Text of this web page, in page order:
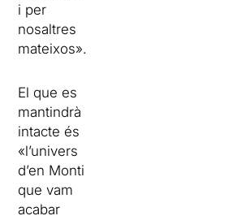
i per
nosaltres
mateixos».
El que es
mantindrà
intacte és
«l’univers
d’en Monti
que vam
acabar